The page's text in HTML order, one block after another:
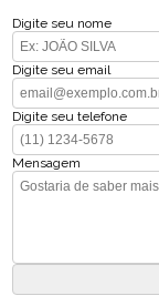
Digite seu nome
Digite seu email
Digite seu telefone
Mensagem